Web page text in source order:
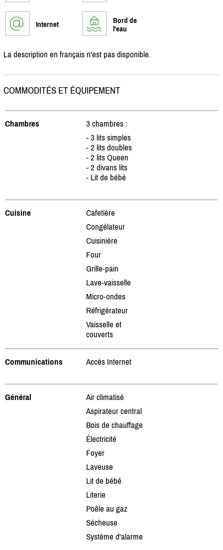
Internet
Bord de
l'eau
La description en français n'est pas disponible.
COMMODITÉS ET ÉQUIPEMENT
Chambres
3 chambres :
- 3 lits simples
- 2 lits doubles
- 2 lits Queen
- 2 divans lits
- Lit de bébé
Cuisine
Cafetière
Congélateur
Cuisinière
Four
Grille-pain
Lave-vaisselle
Micro-ondes
Réfrigérateur
Vaisselle et
couverts
Communications Accès Internet
Général
Air climatisé
Aspirateur central
Bois de chauffage
Électricité
Foyer
Laveuse
Lit de bébé
Literie
Poêle au gaz
Sécheuse
Système d'alarme